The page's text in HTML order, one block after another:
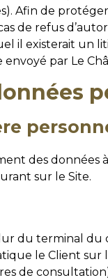
Afin de
de refus
il existerait
par Le
des
sur le Site.
du terminal
le Client
de